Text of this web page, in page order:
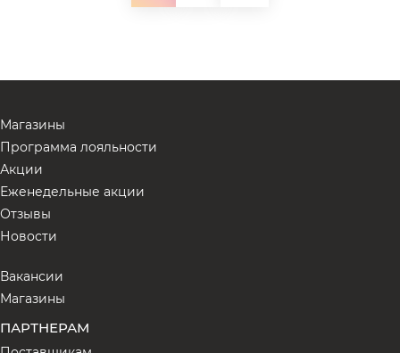
Магазины
Программа лояльности
Акции
Еженедельные акции
Отзывы
Новости
Вакансии
Магазины
ПАРТНЕРАМ